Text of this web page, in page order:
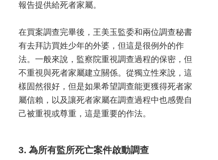
報告提供給死者家屬。
在買案調查完畢後，王美玉監委和兩位調查秘書
有去拜訪買姓少年的外婆，但這是很例外的作
法。一般來說，監察院重視調查過程的保密，但
不重視與死者家屬建立關係。從獨立性來說，這
樣固然很好，但是如果希望調查能更獲得死者家
屬信賴，以及讓死者家屬在調查過程中也感覺自
己被重視或尊重，這是重要的作法。
3. 為所有監所死亡案件啟動調查